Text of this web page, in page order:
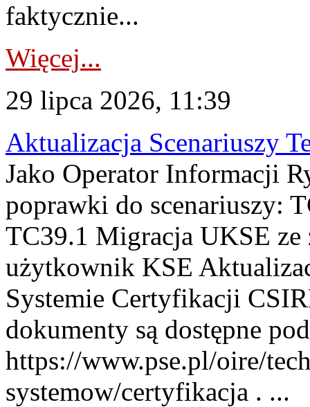
faktycznie...
Więcej...
29 lipca 2026, 11:39
Aktualizacja Scenariuszy
Jako Operator Informacji
poprawki do scenariuszy:
TC39.1 Migracja UKSE
użytkownik KSE
Systemie Certyfikacji
dokumenty są dostępne
https://www.pse.pl/oire/
systemow/certyfikacja . ...